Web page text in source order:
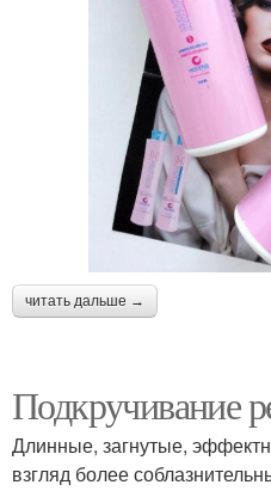
читать дальше →
Подкручивание
Длинные, загнутые,
взгляд более